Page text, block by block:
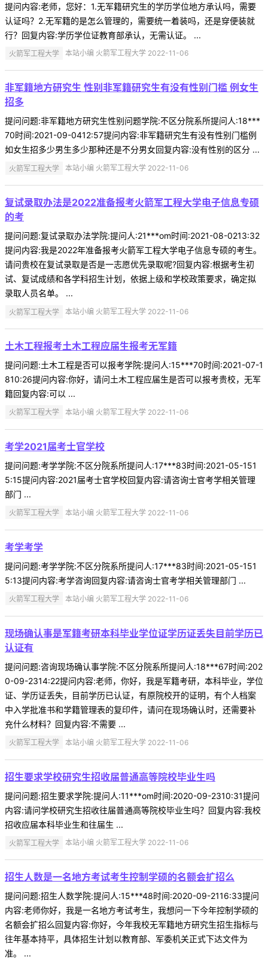
提问内容:老师，您好：1.无军籍研究生的学历学位地方承认吗，需要
认证吗？2.无军籍的是怎么管理的，需要统一着装吗，还是穿便装就
行？回复内容:学历学位证教育部承认，无需认证。 ...
火箭军工程大学 本站小编 火箭军工程大学 2022-11-06
非军籍地方研究生 性别非军籍研究生有没有性别门槛 例女生
招多
提问问题:非军籍地方研究生性别问题学院:不区分院系所提问人:18***
70时间:2021-09-0412:57提问内容:非军籍研究生有没有性别门槛例
如女生招多少男生多少那种还是不分男女回复内容:没有性别的区分 ...
火箭军工程大学 本站小编 火箭军工程大学 2022-11-06
复试录取办法是2022准备报考火箭军工程大学电子信息专硕
的考
提问问题:复试录取办法学院:提问人:21***om时间:2021-08-0213:32
提问内容:我是2022年准备报考火箭军工程大学电子信息专硕的考生。
请问贵校在复试录取是否是一志愿优先录取呢?回复内容:根据考生初
试、复试成绩和各学科招生计划，依据上级和学校政策要求，确定拟
录取人员名单。 ...
火箭军工程大学 本站小编 火箭军工程大学 2022-11-06
土木工程报考土木工程应届生报考无军籍
提问问题:土木工程是否可以报考学院:提问人:15***70时间:2021-07-1
810:26提问内容:你好，请问土木工程应届生是否可以报考贵校，无军
籍回复内容:可以 ...
火箭军工程大学 本站小编 火箭军工程大学 2022-11-06
考学2021届考士官学校
提问问题:考学学院:不区分院系所提问人:17***83时间:2021-05-151
5:15提问内容:2021届考士官学校回复内容:请咨询士官考学相关管理
部门 ...
火箭军工程大学 本站小编 火箭军工程大学 2022-11-06
考学考学
提问问题:考学学院:不区分院系所提问人:17***83时间:2021-05-151
5:13提问内容:考学咨询回复内容:请咨询士官考学相关管理部门 ...
火箭军工程大学 本站小编 火箭军工程大学 2022-11-06
现场确认事是军籍考研本科毕业学位证学历证丢失目前学历已
认证有
提问问题:咨询现场确认事学院:不区分院系所提问人:18***67时间:202
0-09-2314:22提问内容:老师，你好，我是军籍考研，本科毕业，学位
证、学历证丢失，目前学历已认证，有原院校开的证明，有个人档案
中入学批准书和学籍管理表的复印件，请问在现场确认时，还需要补
充什么材料？回复内容:不需要 ...
火箭军工程大学 本站小编 火箭军工程大学 2022-11-06
招生要求学校研究生招收届普通高等院校毕业生吗
提问问题:招生要求学院:提问人:11***om时间:2020-09-2310:31提问
内容:请问学校研究生招收往届普通高等院校毕业生吗？回复内容:我校
招收应届本科毕业生和往届生 ...
火箭军工程大学 本站小编 火箭军工程大学 2022-11-06
招生人数是一名地方考试考生控制学硕的名额会扩招么
提问问题:招生人数学院:提问人:15***48时间:2020-09-2116:33提问
内容:老师你好，我是一名地方考试考生，我想问一下今年控制学硕的
名额会扩招么回复内容:你好，今年我校无军籍地方研究生招生指标与
往年基本持平，具体招生计划以教育部、军委机关正式下达文件为
准。 ...